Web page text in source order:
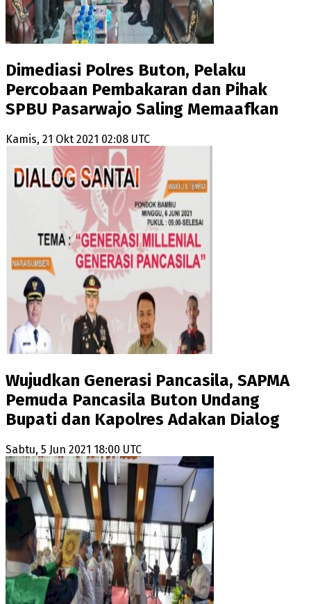
Dimediasi Polres Buton, Pelaku
Percobaan Pembakaran dan Pihak
SPBU Pasarwajo Saling Memaafkan
Kamis, 21 Okt 2021 02:08 UTC
Wujudkan Generasi Pancasila, SAPMA
Pemuda Pancasila Buton Undang
Bupati dan Kapolres Adakan Dialog
Sabtu, 5 Jun 2021 18:00 UTC